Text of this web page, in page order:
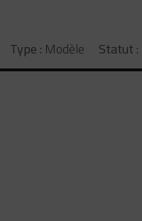
Type : Modèle Statut :